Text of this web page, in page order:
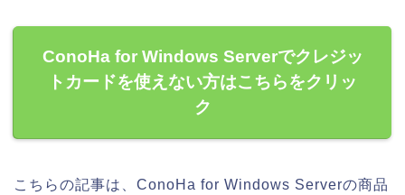
ConoHa for Windows Serverでクレジッ
トカードを使えない方はこちらをクリッ
ク
こちらの記事は、ConoHa for Windows Serverの商品